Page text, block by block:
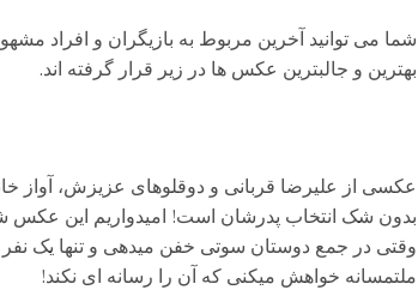
شما می توانید آخرین مربوط به بازیگران و افراد
بهترین و جالبترین عکس ها در زیر قرار گرفته اند.
عکسی از علیرضا قربانی و دوقلوهای عزیزش، آواز
بدون شک انتخاب پدرشان است! امیدواریم این عکس
وقتی در جمع دوستان سوتی خفن میدهی و تنها یک
ملتمسانه خواهش میکنی که آن را رسانه ای نکند!